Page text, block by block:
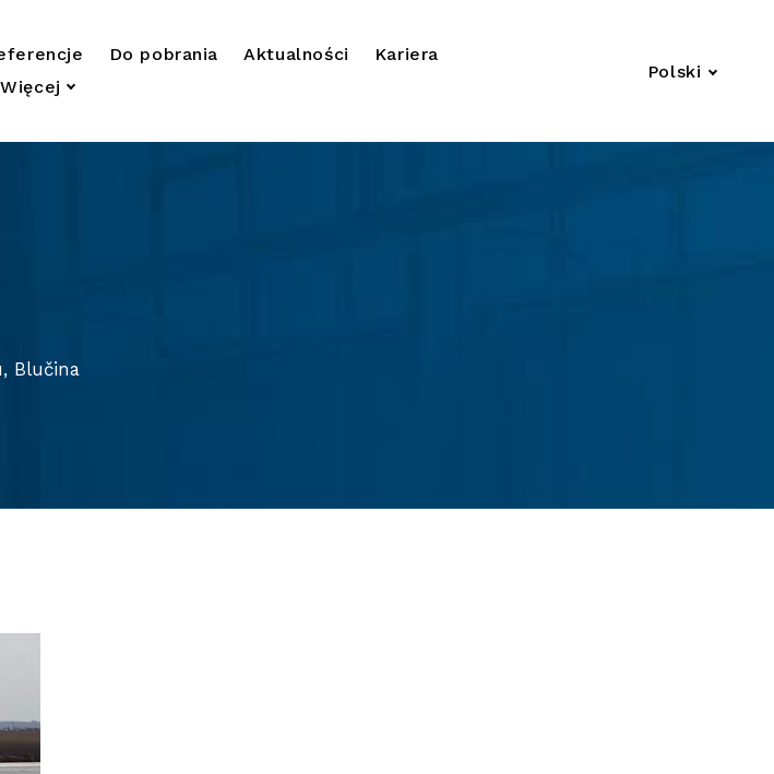
Do pobrania Aktualności
Kariera
Więcej
Polski
Blučina